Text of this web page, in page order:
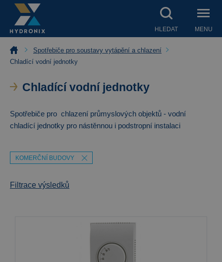
HLEDAT MENU
Spotřebiče pro soustavy vytápění a chlazení
Chladící vodní jednotky
Chladící vodní jednotky
Spotřebiče pro chlazení průmyslových objektů - vodní
chladící jednotky pro nástěnnou i podstropní instalaci
KOMERČNÍ BUDOVY
Filtrace výsledků